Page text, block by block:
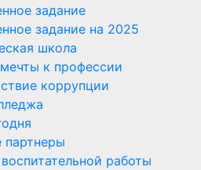
задание
задание на 2025
школа
к профессии
коррупции
партнеры
работы